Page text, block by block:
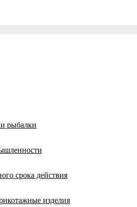
рыбалки
срока действия
изделия